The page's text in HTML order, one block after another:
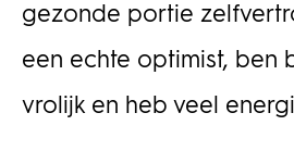
gezonde portie
een echte optimist, ben
vrolijk en heb veel